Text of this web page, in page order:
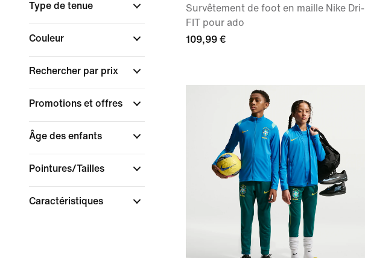
Type de tenue
Couleur
Rechercher par prix
Promotions et offres
Âge des enfants
Pointures/Tailles
Caractéristiques
Survêtement de foot en maille Nike Dri-
FIT pour ado
109,99 €